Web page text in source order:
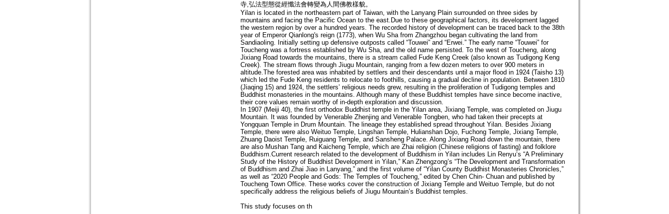
寺,弘法型態從經懺法會轉變為人間佛教樣貌。
Yilan is located in the northeastern part of Taiwan, with the Lanyang Plain surrounded on three sides by
mountains and facing the Pacific Ocean to the east.Due to these geographical factors, its development lagged
the western region by over a hundred years. The recorded history of development can be traced back to the 38th
year of Emperor Qianlong's reign (1773), when Wu Sha from Zhangzhou began cultivating the land from
Sandiaoling. Initially setting up defensive outposts called “Touwei” and “Erwei.” The early name “Touwei” for
Toucheng was a fortress established by Wu Sha, and the old name persisted. To the west of Toucheng, along
Jixiang Road towards the mountains, there is a stream called Fude Keng Creek (also known as Tudigong Keng
Creek). The stream flows through Jiugu Mountain, ranging from a few dozen meters to over 900 meters in
altitude.The forested area was inhabited by settlers and their descendants until a major flood in 1924 (Taisho 13)
which led the Fude Keng residents to relocate to foothills, causing a gradual decline in population. Between 1810
(Jiaqing 15) and 1924, the settlers’ religious needs grew, resulting in the proliferation of Tudigong temples and
Buddhist monasteries in the mountains. Although many of these Buddhist temples have since become inactive,
their core values remain worthy of in-depth exploration and discussion.
In 1907 (Meiji 40), the first orthodox Buddhist temple in the Yilan area, Jixiang Temple, was completed on Jiugu
Mountain. It was founded by Venerable Zhenjing and Venerable Tongben, who had taken their precepts at
Yongquan Temple in Drum Mountain. The lineage they established spread throughout Yilan. Besides Jixiang
Temple, there were also Weituo Temple, Lingshan Temple, Hulianshan Dojo, Fuchong Temple, Jixiang Temple,
Zhuang Daoist Temple, Ruiguang Temple, and Sansheng Palace. Along Jixiang Road down the mountain, there
are also Mushan Tang and Kaicheng Temple, which are Zhai religion (Chinese religions of fasting) and folklore
Buddhism.Current research related to the development of Buddhism in Yilan includes Lin Renyu’s “A Preliminary
Study of the History of Buddhist Development in Yilan,” Kan Zhengzong’s “The Development and Transformation
of Buddhism and Zhai Jiao in Lanyang,” and the first volume of “Yilan County Buddhist Monasteries Chronicles,”
as well as “2020 People and Gods: The Temples of Toucheng,” edited by Chen Chin- Chuan and published by
Toucheng Town Office. These works cover the construction of Jixiang Temple and Weituo Temple, but do not
specifically address the religious beliefs of Jiugu Mountain’s Buddhist temples.
This study focuses on th